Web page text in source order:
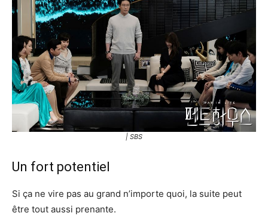
| SBS
Un fort potentiel
Si ça ne vire pas au grand n’importe quoi, la suite peut
être tout aussi prenante.